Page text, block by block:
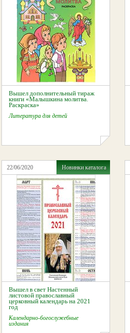
Вышел дополнительный тираж
книги «Малышкина молитва.
Раскраска»
Литература для детей
22/06/2020 Новинки каталога
Вышел в свет Настенный
листовой православный
церковный календарь на 2021
год
Календарно-богослужебные
издания